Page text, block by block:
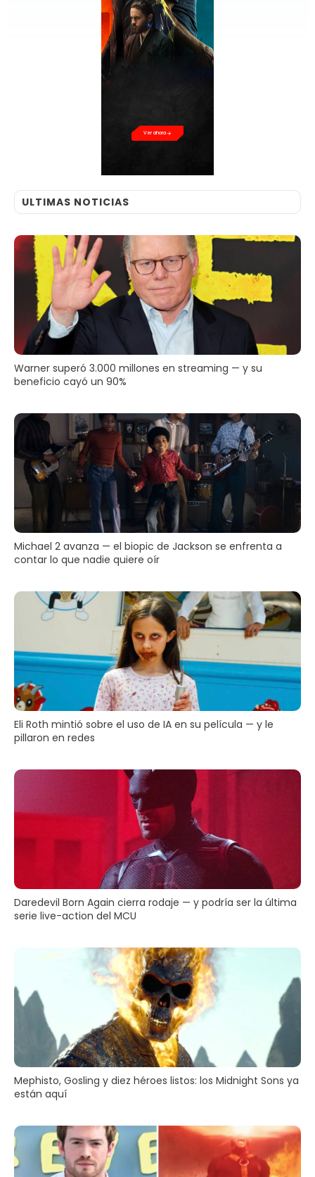
Ver ahora
ULTIMAS NOTICIAS
Warner superó 3.000 millones en streaming — y su
beneficio cayó un 90%
Michael 2 avanza — el biopic de Jackson se enfrenta a
contar lo que nadie quiere oír
Eli Roth mintió sobre el uso de IA en su película — y le
pillaron en redes
Daredevil Born Again cierra rodaje — y podría ser la última
serie live-action del MCU
Mephisto, Gosling y diez héroes listos: los Midnight Sons ya
están aquí